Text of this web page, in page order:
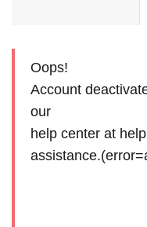
Oops!
Account
our
help center at